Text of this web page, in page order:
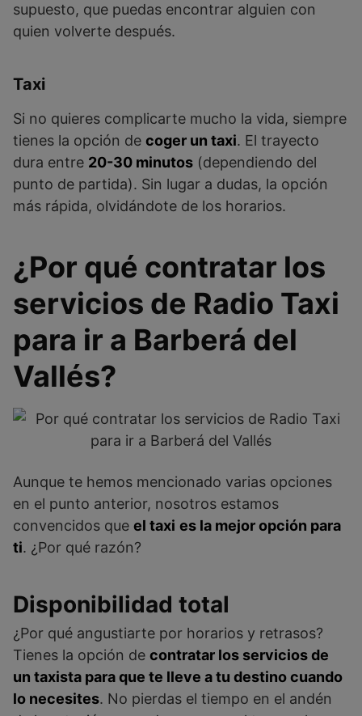
supuesto, que puedas encontrar alguien con
quien volverte después.
Taxi
Si no quieres complicarte mucho la vida, siempre
tienes la opción de coger un taxi. El trayecto
dura entre 20-30 minutos (dependiendo del
punto de partida). Sin lugar a dudas, la opción
más rápida, olvidándote de los horarios.
¿Por qué contratar los
servicios de Radio Taxi
para ir a Barberá del
Vallés?
Aunque te hemos mencionado varias opciones
en el punto anterior, nosotros estamos
convencidos que el taxi es la mejor opción para
ti. ¿Por qué razón?
Disponibilidad total
¿Por qué angustiarte por horarios y retrasos?
Tienes la opción de contratar los servicios de
un taxista para que te lleve a tu destino cuando
lo necesites. No pierdas el tiempo en el andén